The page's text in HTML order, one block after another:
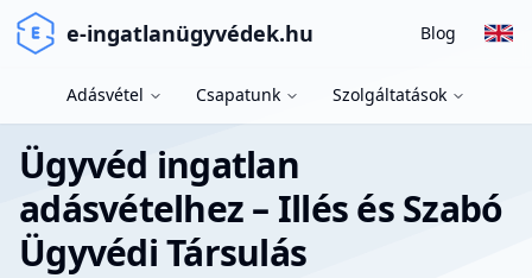
e-ingatlanügyvédek.hu Blog
Adásvétel Csapatunk Szolgáltatások
Ügyvéd ingatlan
adásvételhez – Illés és Szabó
Ügyvédi Társulás